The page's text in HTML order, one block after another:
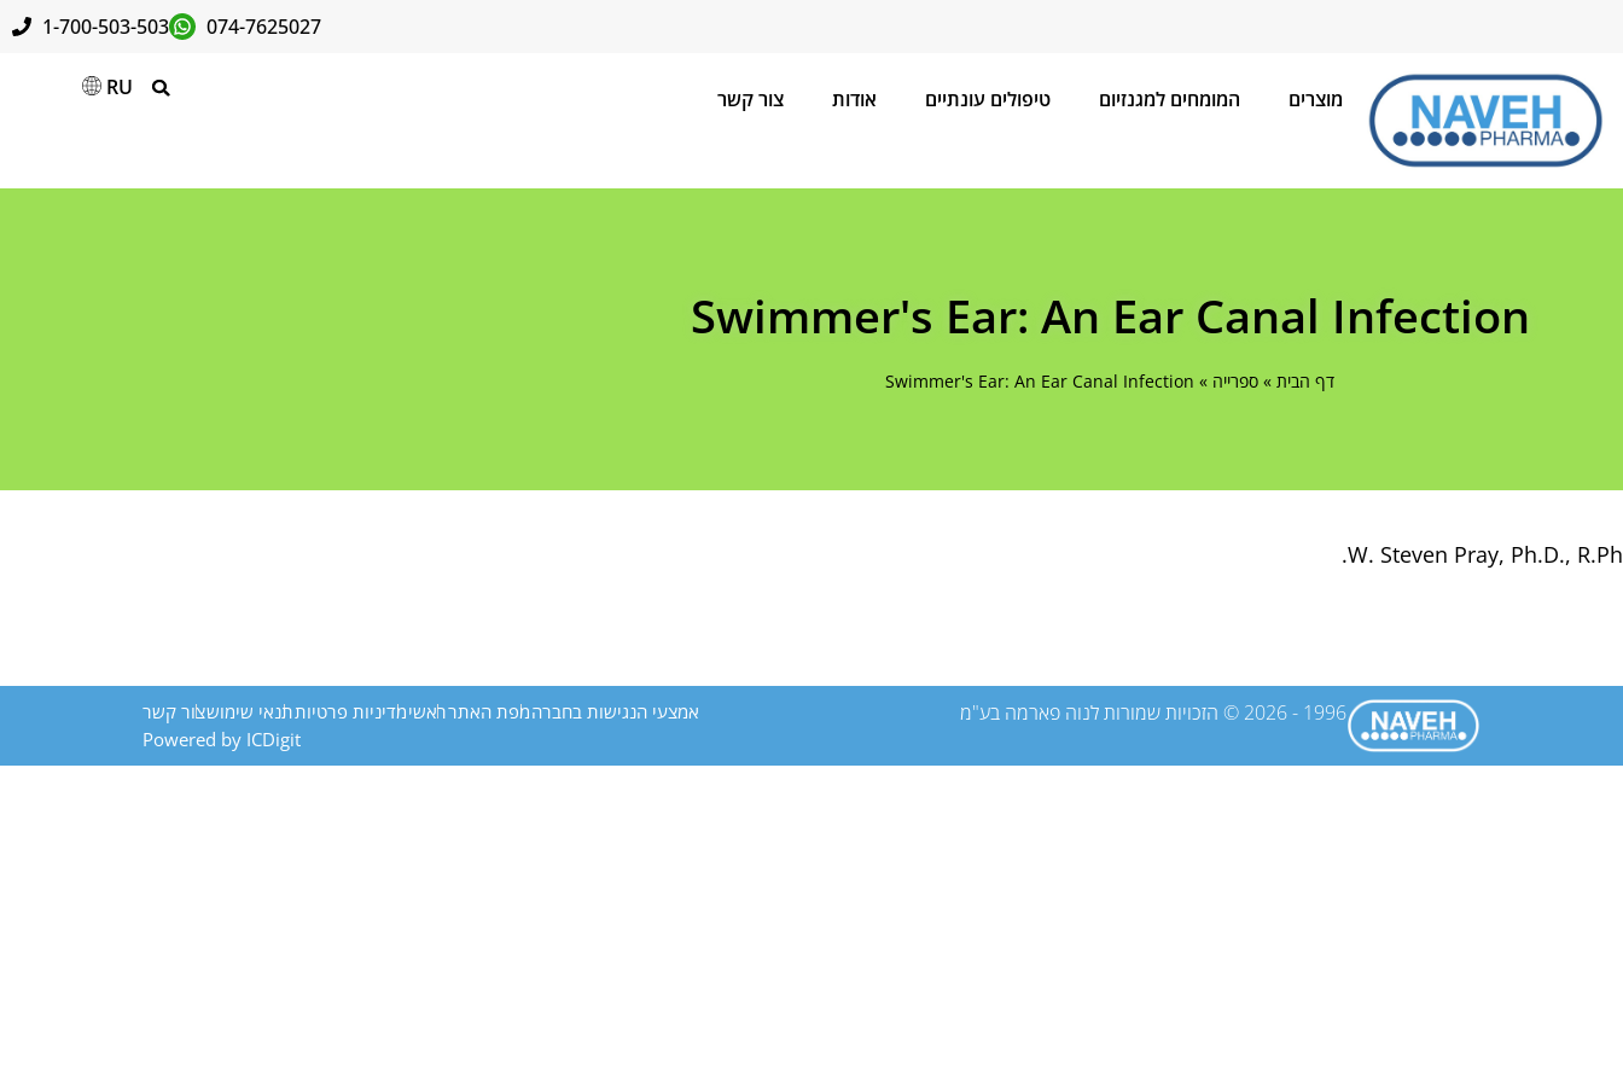
1-700-503-503 074-7625027
RU מוצרים המומחים למגנזיום טיפולים עונתיים אודות צור קשר
Swimmer's Ear: An Ear Canal Infection
דף הבית » ספרייה »
Swimmer's Ear: An Ear Canal Infection
W. Steven Pray, Ph.D., R.Ph.
אמצעי הנגישות בחברהמפת האתרראשימדיניות פרטיותתנאי שימושצור קשר
Powered by ICDigit
1996 - 2026 © הזכויות שמורות לנוה פארמה בע"מ